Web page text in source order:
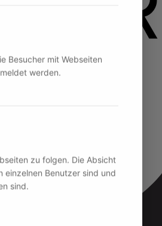
Besucher mit Webseiten
werden.
zu folgen. Die Absicht
Benutzer sind und
sind.